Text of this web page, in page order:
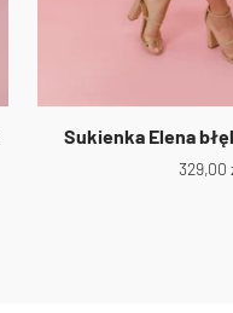
Sukienka Elena
329,00